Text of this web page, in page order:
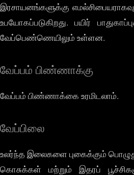
இரசாயனங்களுக்கு
உபயோகப்படுகிறது. பயிர்
வேப்பெண்ணெயிலும் உள்ளன.
வேப்பம் பிண்ணாக்கு
வேப்பம் பிண்ணாக்கை உரமிடலாம்.
வேப்பிலை
உலர்ந்த இலைகளை புகைக்கும்
கொசுக்கள் மற்றும் இதரப்